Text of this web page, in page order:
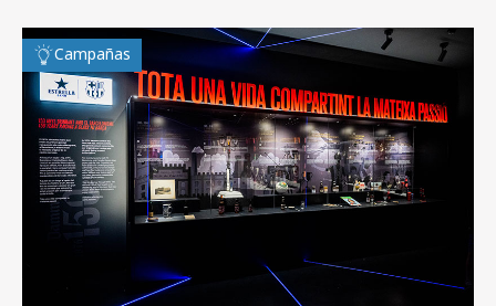
Campañas